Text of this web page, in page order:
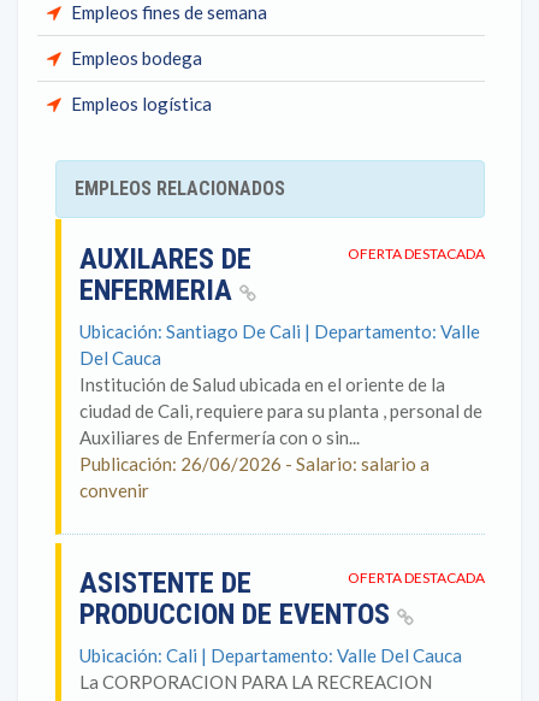
Empleos fines de semana
Empleos bodega
Empleos logística
EMPLEOS RELACIONADOS
OFERTA DESTACADA
AUXILARES DE
ENFERMERIA
Ubicación: Santiago De Cali | Departamento: Valle
Del Cauca
Institución de Salud ubicada en el oriente de la
ciudad de Cali, requiere para su planta , personal de
Auxiliares de Enfermería con o sin...
Publicación: 26/06/2026 - Salario: salario a
convenir
OFERTA DESTACADA
ASISTENTE DE
PRODUCCION DE EVENTOS
Ubicación: Cali | Departamento: Valle Del Cauca
La CORPORACION PARA LA RECREACION